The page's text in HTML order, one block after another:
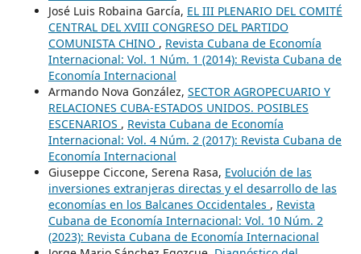
José Luis Robaina García, EL III PLENARIO DEL COMITÉ
CENTRAL DEL XVIII CONGRESO DEL PARTIDO
COMUNISTA CHINO , Revista Cubana de Economía
Internacional: Vol. 1 Núm. 1 (2014): Revista Cubana de
Economía Internacional
Armando Nova González, SECTOR AGROPECUARIO Y
RELACIONES CUBA-ESTADOS UNIDOS. POSIBLES
ESCENARIOS , Revista Cubana de Economía
Internacional: Vol. 4 Núm. 2 (2017): Revista Cubana de
Economía Internacional
Giuseppe Ciccone, Serena Rasa, Evolución de las
inversiones extranjeras directas y el desarrollo de las
economías en los Balcanes Occidentales , Revista
Cubana de Economía Internacional: Vol. 10 Núm. 2
(2023): Revista Cubana de Economía Internacional